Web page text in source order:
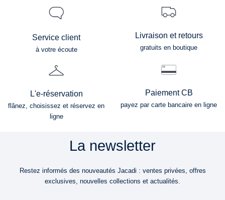
Service client
à votre écoute
Livraison et retours
gratuits en boutique
L'e-réservation
flânez, choisissez et réservez en
ligne
Paiement CB
payez par carte bancaire en ligne
La newsletter
Restez informés des nouveautés Jacadi : ventes privées, offres
exclusives, nouvelles collections et actualités.